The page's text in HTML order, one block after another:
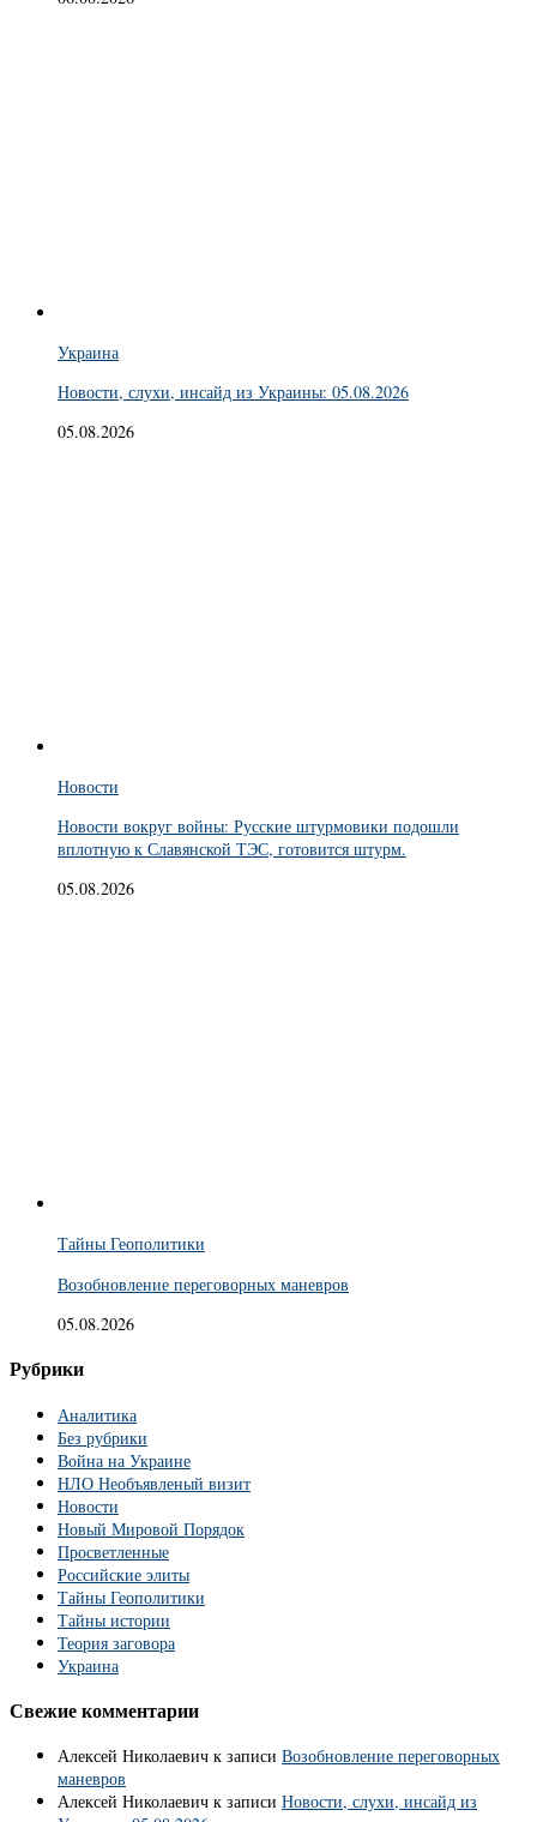
Украина
Новости, слухи, инсайд из Украины: 05.08.2026
05.08.2026
Новости
Новости вокруг войны: Русские штурмовики подошли
вплотную к Славянской ТЭС, готовится штурм.
05.08.2026
Тайны Геополитики
Возобновление переговорных маневров
05.08.2026
Рубрики
Аналитика
Без рубрики
Война на Украине
НЛО Необъявленый визит
Новости
Новый Мировой Порядок
Просветленные
Российские элиты
Тайны Геополитики
Тайны истории
Теория заговора
Украина
Свежие комментарии
Алексей Николаевич к записи Возобновление переговорных
маневров
Алексей Николаевич к записи Новости, слухи, инсайд из